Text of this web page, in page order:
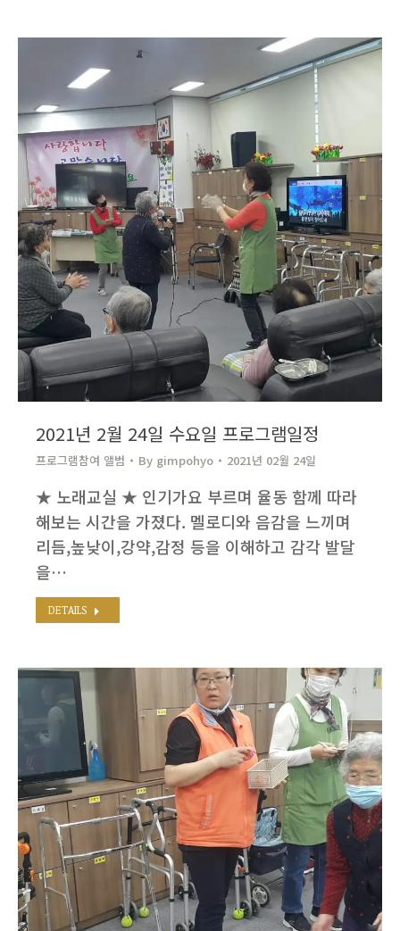
2021년 2월 24일 수요일 프로그램일정
프로그램참여 앨범 By gimpohyo​ 2021년 02월 24일
★ 노래교실 ★ 인기가요 부르며 율동 함께 따라
해보는 시간을 가졌다. 멜로디와 음감을 느끼며
리듬,높낮이,강약,감정 등을 이해하고 감각 발달
을…
DETAILS